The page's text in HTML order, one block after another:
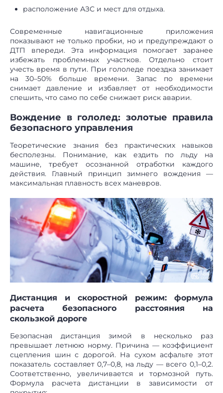
расположение АЗС и мест для отдыха.
Современные навигационные приложения
показывают не только пробки, но и предупреждают о
ДТП впереди. Эта информация помогает заранее
избежать проблемных участков. Отдельно стоит
учесть время в пути. При гололеде поездка занимает
на 30–50% больше времени. Запас по времени
снимает давление и избавляет от необходимости
спешить, что само по себе снижает риск аварии.
Вождение в гололед: золотые правила
безопасного управления
Теоретические знания без практических навыков
бесполезны. Понимание, как ездить по льду на
машине, требует осознанной отработки каждого
действия. Главный принцип зимнего вождения —
максимальная плавность всех маневров.
Дистанция и скоростной режим: формула
расчета безопасного расстояния на
скользкой дороге
Безопасная дистанция зимой в несколько раз
превышает летнюю норму. Причина — коэффициент
сцепления шин с дорогой. На сухом асфальте этот
показатель составляет 0,7–0,8, на льду — всего 0,1–0,2.
Соответственно, увеличивается и тормозной путь.
Формула расчета дистанции в зависимости от